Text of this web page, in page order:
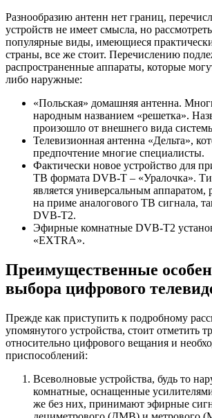
Разнообразию антенн нет границ,
устройств не имеет смысла, но
популярные виды, имеющиеся
страны, все же стоит. Перечислению
распространенные аппараты, которые
либо наружные:
«Польская» домашняя антенна.
народным названием «решетка».
произошло от внешнего вида
Телевизионная антенна «Дельта»,
предпочтение многие специалисты.
Фактически новое устройство для
ТВ формата DVB-Т – «Уралочка».
является универсальным
на приме аналогового ТВ сигнала,
DVB-Т2.
Эфирные комнатные DVB-Т2
«EXTRA».
Преимущественные
выбора цифрового
Прежде как приступить к подробному
упомянутого устройства, стоит отметить
относительно цифрового вещания и
приспособлений:
Всеволновые устройства, будь то
комнатные, оснащенные
же без них, принимают эфирные